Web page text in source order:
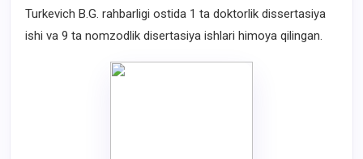
Turkevich B.G. rahbarligi ostida 1 ta doktorlik dissertasiya
ishi va 9 ta nomzodlik disertasiya ishlari himoya qilingan.